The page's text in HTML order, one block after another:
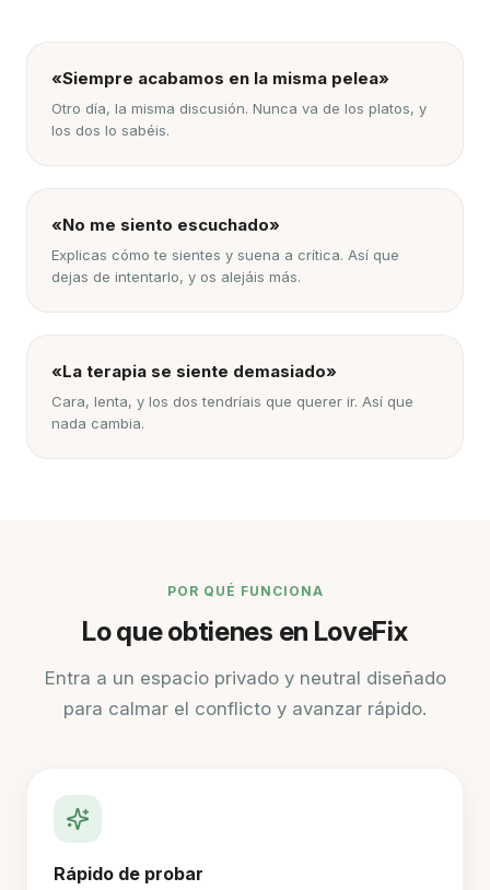
«Siempre acabamos en la misma pelea»
Otro día, la misma discusión. Nunca va de los platos, y
los dos lo sabéis.
«No me siento escuchado»
Explicas cómo te sientes y suena a crítica. Así que
dejas de intentarlo, y os alejáis más.
«La terapia se siente demasiado»
Cara, lenta, y los dos tendríais que querer ir. Así que
nada cambia.
POR QUÉ FUNCIONA
Lo que obtienes en LoveFix
Entra a un espacio privado y neutral diseñado
para calmar el conflicto y avanzar rápido.
Rápido de probar